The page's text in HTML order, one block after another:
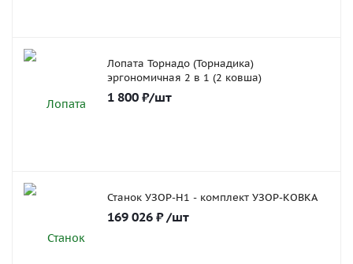
Лопата Торнадо (Торнадика)
эргономичная 2 в 1 (2 ковша)
1 800 ₽/шт
Станок УЗОР-Н1 - комплект УЗОР-КОВКА
169 026 ₽ /шт